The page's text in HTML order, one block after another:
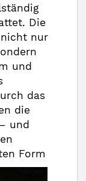
Die
nur
und
das
die
und
Form